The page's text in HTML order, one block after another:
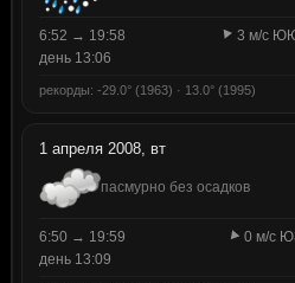
6:52 → 19:58
3 м/с
день 13:06
рекорды: -29.0° (1963) · 13.0° (1995)
1 апреля 2008, вт
пасмурно без осадков
6:50 → 19:59
0 м/с
день 13:09